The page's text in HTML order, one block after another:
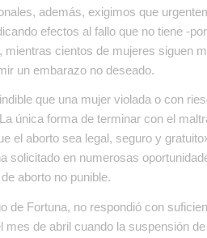
además, exigimos que
efectos al fallo que no tiene -
mientras cientos de mujeres siguen
un embarazo no deseado.
que una mujer violada o con
única forma de terminar con el
el aborto sea legal, seguro y
solicitado en numerosas
aborto no punible.
de Fortuna, no respondió con
mes de abril cuando la suspensión